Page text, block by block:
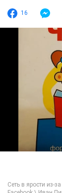
16